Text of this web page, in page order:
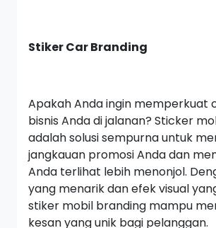
Stiker Car Branding
Apakah Anda ingin memperkuat
bisnis Anda di jalanan? Sticker
adalah solusi sempurna untuk
jangkauan promosi Anda dan
Anda terlihat lebih menonjol.
yang menarik dan efek visual
stiker mobil branding mampu
kesan yang unik bagi pelanggan.